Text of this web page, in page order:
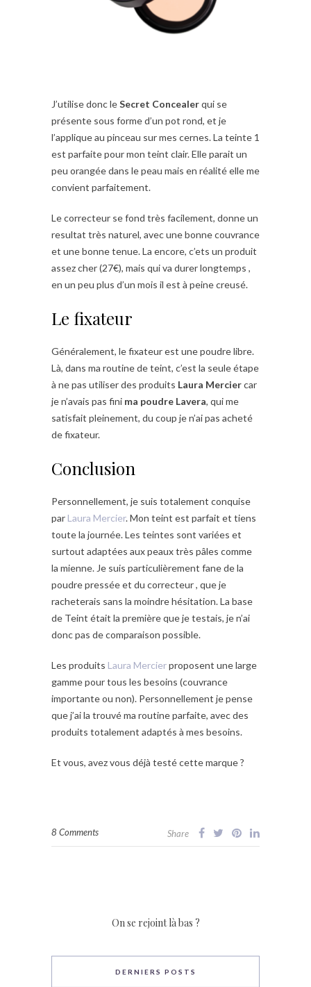
J’utilise donc leSecret Concealerqui se
présente sous forme d’un pot rond, et je
l’applique au pinceau sur mes cernes. La teinte 1
est parfaite pour mon teint clair. Elle parait un
peu orangée dans le peau mais en réalité elle me
convient parfaitement.
Le correcteur se fond très facilement, donne un
resultat très naturel, avec une bonne couvrance
et une bonne tenue. La encore, c’ets un produit
assez cher (27€), mais qui va durer longtemps ,
en un peu plus d’un mois il est à peine creusé.
Le fixateur
Généralement, le fixateur est une poudre libre.
Là, dans ma routine de teint, c’est la seule étape
à ne pas utiliser des produits Laura Merciercar
je n’avais pas fini ma poudre Lavera, qui me
satisfait pleinement, du coup je n’ai pas acheté
de fixateur.
Conclusion
Personnellement, je suis totalement conquise
par Laura Mercier. Mon teint est parfait et tiens
toute la journée. Les teintes sont variées et
surtout adaptées aux peaux très pâles comme
la mienne. Je suis particulièrement fane de la
poudre pressée et du correcteur , que je
racheterais sans la moindre hésitation. La base
de Teint était la première que je testais, je n’ai
donc pas de comparaison possible.
Les produits Laura Mercierproposent une large
gamme pour tous les besoins (couvrance
importante ou non). Personnellement je pense
que j’ai la trouvé ma routine parfaite, avec des
produits totalement adaptés à mes besoins.
Et vous, avez vous déjà testé cette marque ?
8 Comments Share
On se rejoint là bas ?
DERNIERS POSTS